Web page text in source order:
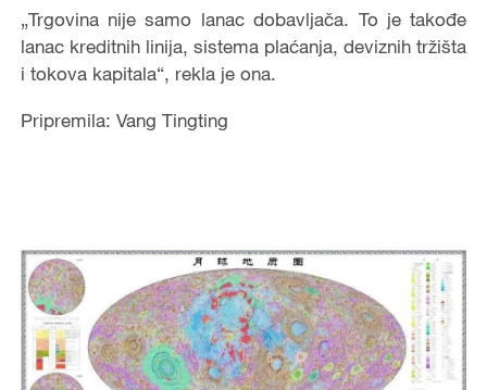
„Trgovina nije samo lanac dobavljača. To je takođe
lanac kreditnih linija, sistema plaćanja, deviznih tržišta
i tokova kapitala“, rekla je ona.
Pripremila: Vang Tingting